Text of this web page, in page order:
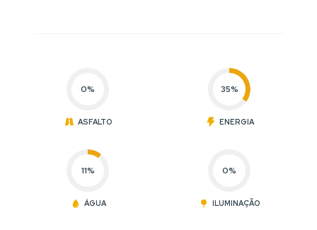
0%
ASFALTO
35%
ENERGIA
11%
ÁGUA
0%
ILUMINAÇÃO